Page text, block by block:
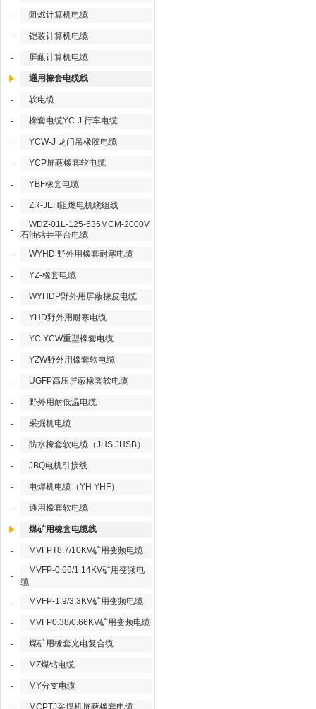
- 阻燃计算机电缆
- 铠装计算机电缆
- 屏蔽计算机电缆
通用橡套电缆线
- 软电缆
- 橡套电缆YC-J 行车电缆
- YCW-J 龙门吊橡胶电缆
- YCP屏蔽橡套软电缆
- YBF橡套电缆
- ZR-JEH阻燃电机绕组线
-
WDZ-01L-125-535MCM-2000V
石油钻井平台电缆
-
WYHD 野外用橡套耐寒电缆
- YZ-橡套电缆
- WYHDP野外用屏蔽橡皮电缆
- YHD野外用耐寒电缆
- YC YCW重型橡套电缆
- YZW野外用橡套软电缆
- UGFP高压屏蔽橡套软电缆
- 野外用耐低温电缆
- 采掘机电缆
- 防水橡套软电缆（JHS JHSB）
- JBQ电机引接线
- 电焊机电缆（YH YHF）
- 通用橡套软电缆
煤矿用橡套电缆线
- MVFPT8.7/10KV矿用变频电缆
-
MVFP-0.66/1.14KV矿用变频电
缆
-
MVFP-1.9/3.3KV矿用变频电缆
- MVFP0.38/0.66KV矿用变频电缆
- 煤矿用橡套光电复合缆
- MZ煤钻电缆
- MY分支电缆
MCPTJ采煤机屏蔽橡套电缆